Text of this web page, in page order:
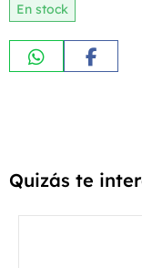
En stock
Quizás te